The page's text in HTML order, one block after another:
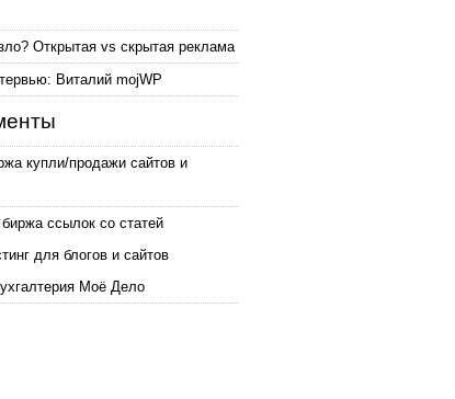
Открытая vs скрытая реклама
Виталий mojWP
купли/продажи сайтов и
ссылок со статей
для блогов и сайтов
Моё Дело